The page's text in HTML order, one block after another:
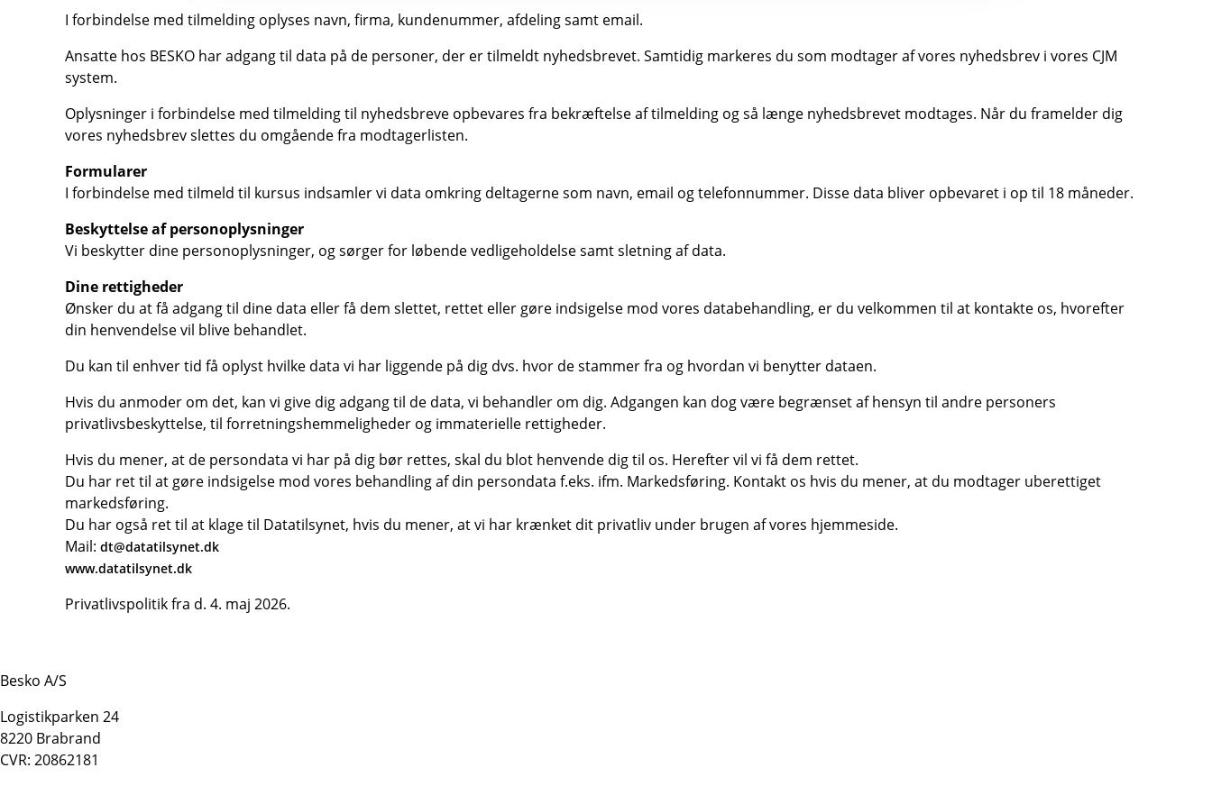
I forbindelse med tilmelding oplyses navn, firma, kundenummer, afdeling samt email.
Ansatte hos BESKO har adgang til data på de personer, der er tilmeldt nyhedsbrevet. Samtidig markeres du som modtager af vores nyhedsbrev i vores CJM
system.
Oplysninger i forbindelse med tilmelding til nyhedsbreve opbevares fra bekræftelse af tilmelding og så længe nyhedsbrevet modtages. Når du framelder dig
vores nyhedsbrev slettes du omgående fra modtagerlisten.
Formularer
I forbindelse med tilmeld til kursus indsamler vi data omkring deltagerne som navn, email og telefonnummer. Disse data bliver opbevaret i op til 18 måneder.
Beskyttelse af personoplysninger
Vi beskytter dine personoplysninger, og sørger for løbende vedligeholdelse samt sletning af data.
Dine rettigheder
Ønsker du at få adgang til dine data eller få dem slettet, rettet eller gøre indsigelse mod vores databehandling, er du velkommen til at kontakte os, hvorefter
din henvendelse vil blive behandlet.
Du kan til enhver tid få oplyst hvilke data vi har liggende på dig dvs. hvor de stammer fra og hvordan vi benytter dataen.
Hvis du anmoder om det, kan vi give dig adgang til de data, vi behandler om dig. Adgangen kan dog være begrænset af hensyn til andre personers
privatlivsbeskyttelse, til forretningshemmeligheder og immaterielle rettigheder.
Hvis du mener, at de persondata vi har på dig bør rettes, skal du blot henvende dig til os. Herefter vil vi få dem rettet.
Du har ret til at gøre indsigelse mod vores behandling af din persondata f.eks. ifm. Markedsføring. Kontakt os hvis du mener, at du modtager uberettiget
markedsføring.
Du har også ret til at klage til Datatilsynet, hvis du mener, at vi har krænket dit privatliv under brugen af vores hjemmeside.
Mail: dt@datatilsynet.dk
www.datatilsynet.dk
Privatlivspolitik fra d. 4. maj 2026.
Besko A/S
Logistikparken 24
8220 Brabrand
CVR: 20862181